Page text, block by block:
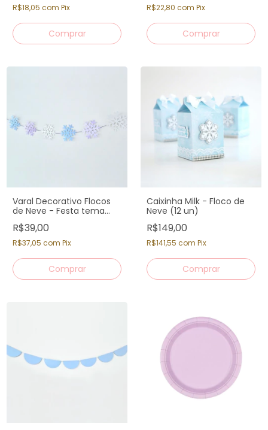
R$18,05 com Pix R$22,80 com Pix
Comprar
Varal Decorativo Flocos
de Neve - Festa tema
Frozen
R$39,00
R$37,05 com Pix
Caixinha Milk - Floco de
Neve (12 un)
R$149,00
R$141,55 com Pix